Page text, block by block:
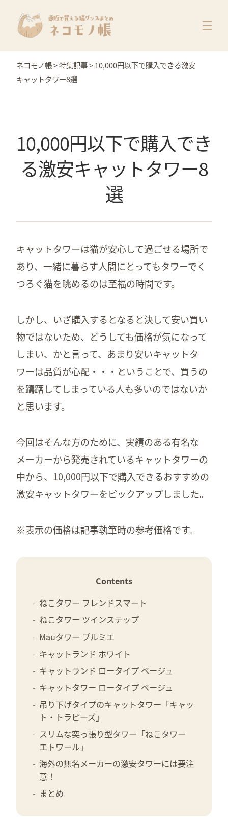
猫グッズ一覧
メーカー別
価格別
特集
ネコモノ帳>特集記事>10,000円以下で購入できる激安
キャットタワー8選
10,000円以下で購入でき
る激安キャットタワー8
選
キャットタワーは猫が安心して過ごせる場所で
あり、一緒に暮らす人間にとってもタワーでく
つろぐ猫を眺めるのは至福の時間です。
しかし、いざ購入するとなると決して安い買い
物ではないため、どうしても価格が気になって
しまい、かと言って、あまり安いキャットタ
ワーは品質が心配・・・ということで、買うの
を躊躇してしまっている人も多いのではないか
と思います。
今回はそんな方のために、実績のある有名な
メーカーから発売されているキャットタワーの
中から、10,000円以下で購入できるおすすめの
激安キャットタワーをピックアップしました。
※表示の価格は記事執筆時の参考価格です。
Contents
ねこタワー フレンドスマート
ねこタワー ツインステップ
Mauタワー プルミエ
キャットランド ホワイト
キャットランド ロータイプ ベージュ
キャットタワー ロータイプ ベージュ
吊り下げタイプのキャットタワー「キャッ
ト・トラピーズ」
スリムな突っ張り型タワー「ねこタワー
エトワール」
海外の無名メーカーの激安タワーには要注
意！
まとめ